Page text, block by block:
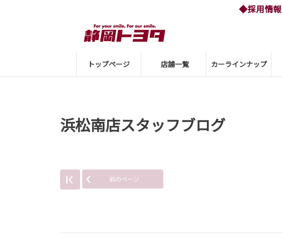
トップページ 店舗一覧 カーラインナップ
◆採用情報
浜松南店スタッフブログ
前のページ